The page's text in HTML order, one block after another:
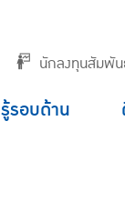
นักลงทุนสัมพั
รู้รอบด้าน